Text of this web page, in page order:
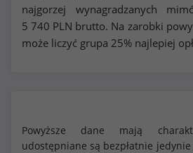
najgorzej wynagradzanych
5 740 PLN brutto. Na zarobki
może liczyć grupa 25% najlepiej
Powyższe dane mają
udostępniane są bezpłatnie